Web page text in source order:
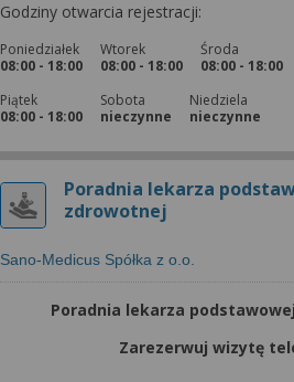
Godziny otwarcia rejestracji:
Poniedziałek
08:00 - 18:00
Wtorek
08:00 - 18:00
Środa
08:00 - 18:00
Piątek
08:00 - 18:00
Sobota
nieczynne
Niedziela
nieczynne
Poradnia lekarza
zdrowotnej
Sano-Medicus Spółka z o.o.
Poradnia lekarza
Zarezerwuj wizytę